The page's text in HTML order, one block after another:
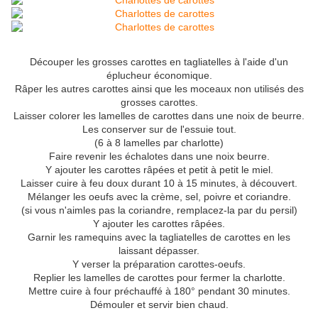
Découper les grosses carottes en tagliatelles à l'aide d'un
éplucheur économique.
Râper les autres carottes ainsi que les moceaux non utilisés des
grosses carottes.
Laisser colorer les lamelles de carottes dans une noix de beurre.
Les conserver sur de l'essuie tout.
(6 à 8 lamelles par charlotte)
Faire revenir les échalotes dans une noix beurre.
Y ajouter les carottes râpées et petit à petit le miel.
Laisser cuire à feu doux durant 10 à 15 minutes, à découvert.
Mélanger les oeufs avec la crème, sel, poivre et coriandre.
(si vous n'aimles pas la coriandre, remplacez-la par du persil)
Y ajouter les carottes râpées.
Garnir les ramequins avec la tagliatelles de carottes en les
laissant dépasser.
Y verser la préparation carottes-oeufs.
Replier les lamelles de carottes pour fermer la charlotte.
Mettre cuire à four préchauffé à 180° pendant 30 minutes.
Démouler et servir bien chaud.